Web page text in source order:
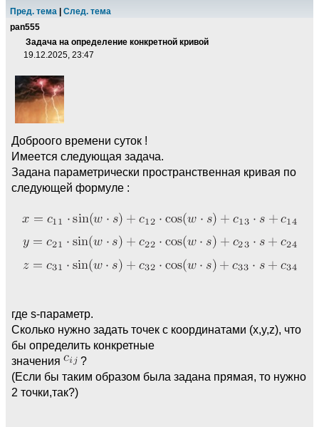
Пред. тема
След. тема
pan555
Задача на определение конкретной кривой
19.12.2025, 23:47
Доброого времени суток !
Имеeтся следующая задача.
Задана параметрически пространственная кривая по
следующей формуле :
где s-параметр.
Сколько нужно задать точек с координатами (x,y,z), что
бы определить конкретные
значения
?
(Если бы таким образом была задана прямая, то нужно
2 точки,так?)